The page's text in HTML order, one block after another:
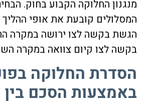
מנגנון החלוקה הקבוע בחוק.
המסלולים קובעת את אופי
הגשת בקשה לצו ירושה במקרה
בקשה לצו קיום צוואה במקרה
הסדרת החלוקה
באמצעות הסכם בין